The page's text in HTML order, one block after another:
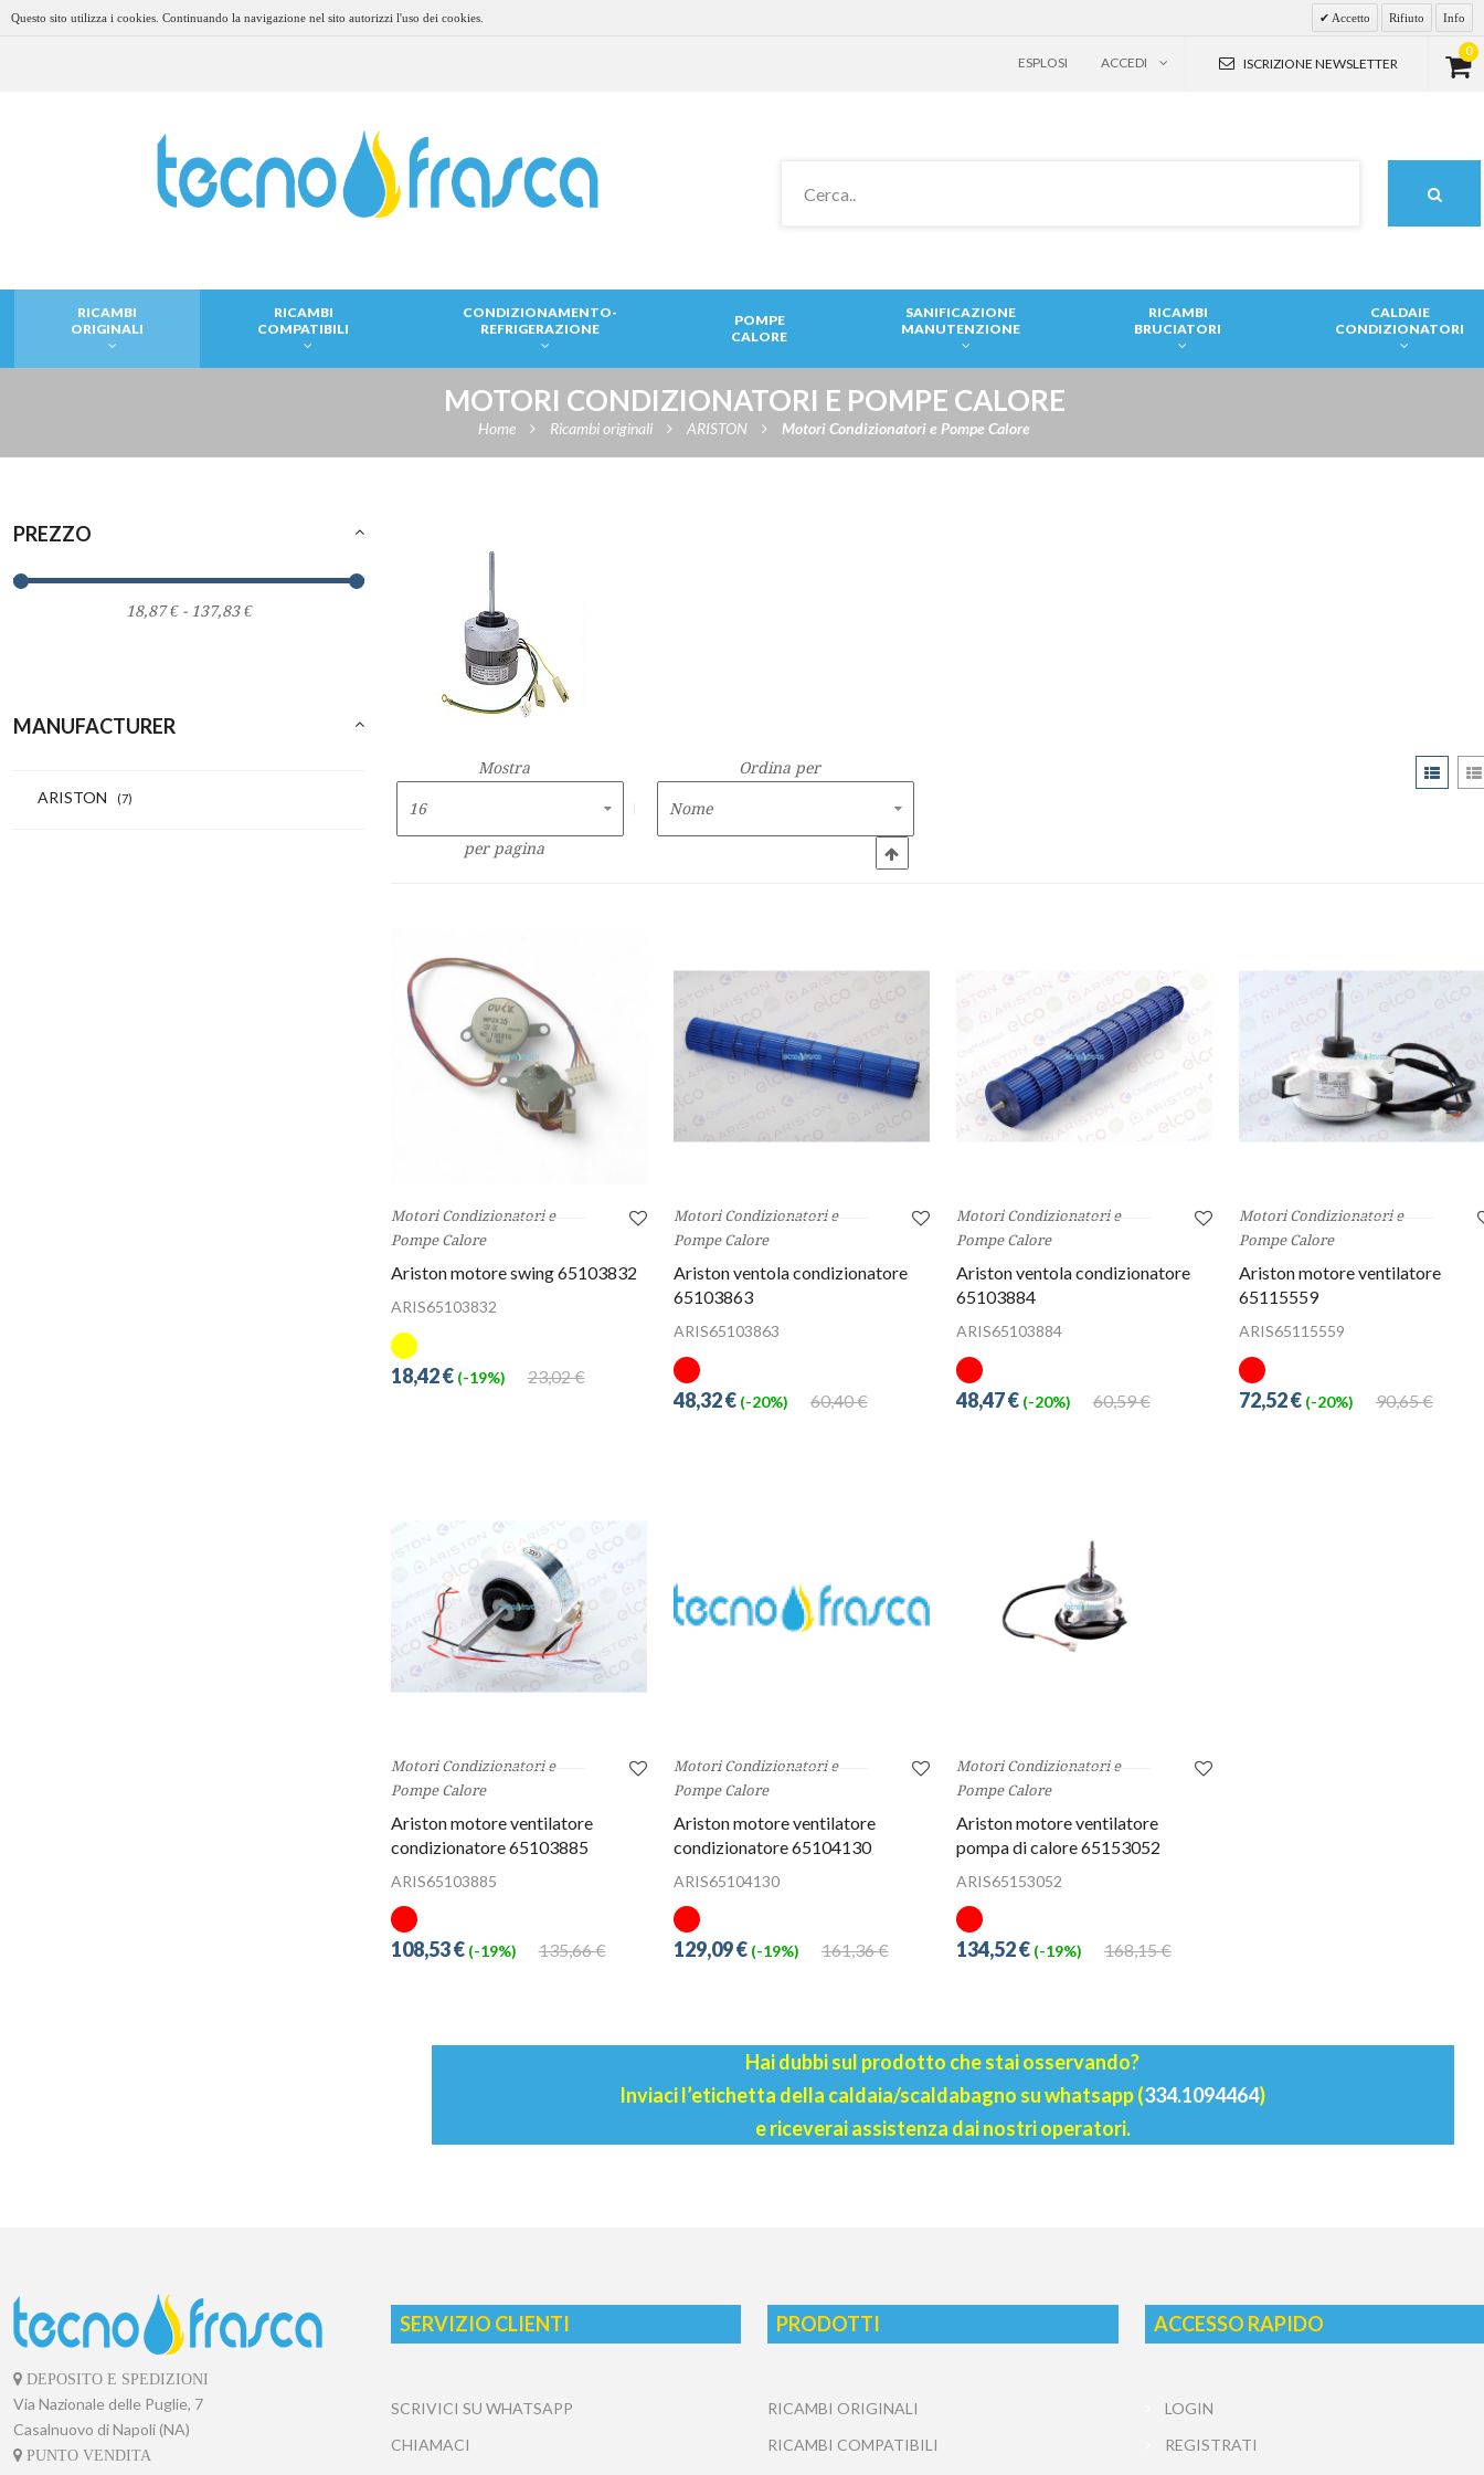
Questo sito utilizza i cookies. Continuando la navigazione nel sito autorizzi l'uso dei cookies. Accetto Rifiuto Info
0
ISCRIZIONE NEWSLETTER
ACCEDI
ESPLOSI
RICAMBI
ORIGINALI
RICAMBI
COMPATIBILI
CONDIZIONAMENTO-
REFRIGERAZIONE
POMPE
CALORE
SANIFICAZIONE
MANUTENZIONE
RICAMBI
BRUCIATORI
CALDAIE
CONDIZIONATORI
MOTORI CONDIZIONATORI E POMPE CALORE
Home Ricambi originali ARISTON Motori Condizionatori e Pompe Calore
PREZZO
MANUFACTURER
ARISTON (7)
Mostra
per pagina
Ordina per
Motori Condizionatori e
Pompe Calore
Ariston motore swing 65103832
ARIS65103832
23,02 €
18,42 € (-19%)
Motori Condizionatori e
Pompe Calore
Ariston ventola condizionatore
65103863
ARIS65103863
60,40 €
48,32 € (-20%)
Motori Condizionatori e
Pompe Calore
Ariston ventola condizionatore
65103884
ARIS65103884
60,59 €
48,47 € (-20%)
Motori Condizionatori e
Pompe Calore
Ariston motore ventilatore
65115559
ARIS65115559
90,65 €
72,52 € (-20%)
Motori Condizionatori e
Pompe Calore
Ariston motore ventilatore
condizionatore 65103885
ARIS65103885
135,66 €
108,53 € (-19%)
Motori Condizionatori e
Pompe Calore
Ariston motore ventilatore
condizionatore 65104130
ARIS65104130
161,36 €
129,09 € (-19%)
Motori Condizionatori e
Pompe Calore
Ariston motore ventilatore
pompa di calore 65153052
ARIS65153052
168,15 €
134,52 € (-19%)
Hai dubbi sul prodotto che stai osservando?
Inviaci l’etichetta della caldaia/scaldabagno su whatsapp (334.1094464)
e riceverai assistenza dai nostri operatori.
DEPOSITO E SPEDIZIONI
Via Nazionale delle Puglie, 7
Casalnuovo di Napoli (NA)
PUNTO VENDITA
SERVIZIO CLIENTI
SCRIVICI SU WHATSAPP
CHIAMACI
PRODOTTI
RICAMBI ORIGINALI
RICAMBI COMPATIBILI
ACCESSO RAPIDO
LOGIN
REGISTRATI